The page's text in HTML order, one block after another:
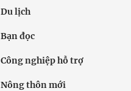
Du lịch
Bạn đọc
Công nghiệp hỗ trợ
Nông thôn mới